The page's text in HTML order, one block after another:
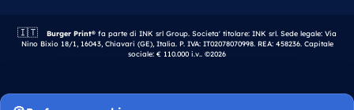
🇮🇹 Azienda italiana.
Burger Print® fa parte di INK srl Group. Societa' titolare: INK srl. Sede legale: Via
Nino Bixio 18/1, 16043, Chiavari (GE), Italia. P. IVA: IT02078070998. REA: 458236. Capitale
sociale: € 110.000 i.v.. ©2026